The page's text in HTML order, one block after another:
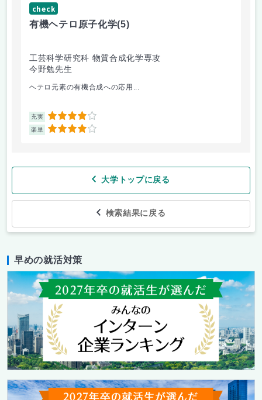
check
有機ヘテロ原子化学(5)
工芸科学研究科 物質合成化学専攻
今野勉先生
ヘテロ元素の有機合成への応用...
充実 4
楽単 4
大学トップに戻る
検索結果に戻る
早めの就活対策